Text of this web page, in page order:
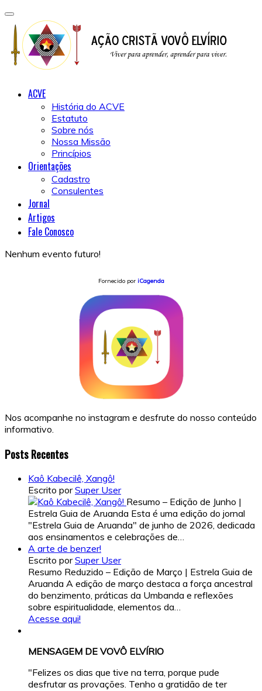
ACVE
História do ACVE
Estatuto
Sobre nós
Nossa Missão
Princípios
Orientações
Cadastro
Consulentes
Jornal
Artigos
Fale Conosco
Nenhum evento futuro!
Fornecido por iCagenda
Nos acompanhe no instagram e desfrute do nosso conteúdo
informativo.
Posts Recentes
Kaô Kabecilê, Xangô!
Escrito porSuper User
Resumo – Edição de Junho |
Estrela Guia de Aruanda Esta é uma edição do jornal
"Estrela Guia de Aruanda" de junho de 2026, dedicada
aos ensinamentos e celebrações de…
A arte de benzer!
Escrito porSuper User
Resumo Reduzido – Edição de Março | Estrela Guia de
Aruanda A edição de março destaca a força ancestral
do benzimento, práticas da Umbanda e reflexões
sobre espiritualidade, elementos da…
Acesse aqui!
MENSAGEM DE VOVÔ ELVÍRIO
"Felizes os dias que tive na terra, porque pude
desfrutar as provações. Tenho a gratidão de ter